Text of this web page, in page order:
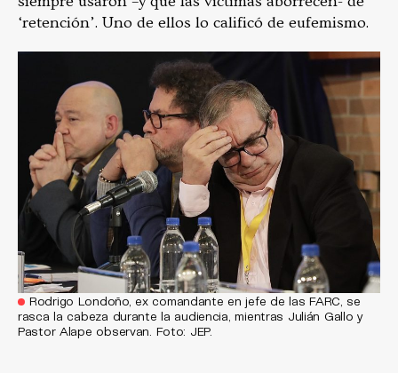
‘retención’. Uno de ellos lo calificó de eufemismo.
Rodrigo Londoño, ex comandante en jefe de las FARC, se
rasca la cabeza durante la audiencia, mientras Julián Gallo y
Pastor Alape observan. Foto: JEP.